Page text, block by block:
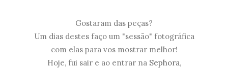
Gostaram das peças?
Um dias destes faço um "sessão" fotográfica
com elas para vos mostrar melhor!
Hoje, fui sair e ao entrar na Sephora,